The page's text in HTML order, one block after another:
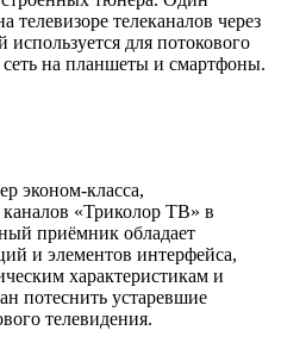
телевизоре телеканалов через
для потокового
на планшеты и смартфоны.
эконом-класса,
«Триколор ТВ» в
приёмник обладает
и элементов интерфейса,
характеристикам и
потеснить устаревшие
телевидения.